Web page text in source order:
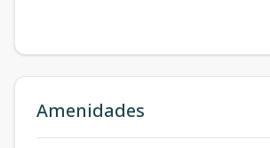
Amenidades